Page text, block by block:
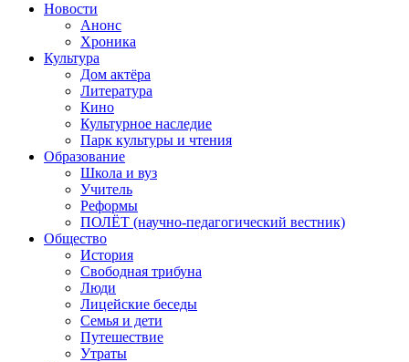
Новости
Анонс
Хроника
Культура
Дом актёра
Литература
Кино
Культурное наследие
Парк культуры и чтения
Образование
Школа и вуз
Учитель
Реформы
ПОЛЁТ (научно-педагогический вестник)
Общество
История
Свободная трибуна
Люди
Лицейские беседы
Семья и дети
Путешествие
Утраты